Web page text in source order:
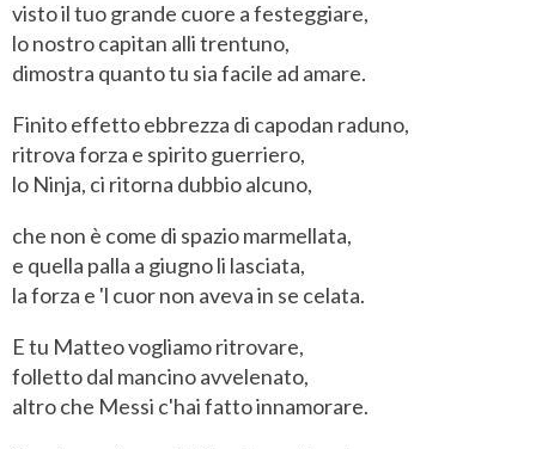
visto il tuo grande cuore a festeggiare,
lo nostro capitan alli trentuno,
dimostra quanto tu sia facile ad amare.
Finito effetto ebbrezza di capodan raduno,
ritrova forza e spirito guerriero,
lo Ninja, ci ritorna dubbio alcuno,
che non è come di spazio marmellata,
e quella palla a giugno li lasciata,
la forza e 'l cuor non aveva in se celata.
E tu Matteo vogliamo ritrovare,
folletto dal mancino avvelenato,
altro che Messi c'hai fatto innamorare.